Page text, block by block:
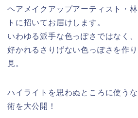
ヘアメイクアップアーティスト・
トに招いてお届けします。
いわゆる派手な色っぽさではなく
好かれるさりげない色っぽさを作
見。
ハイライトを思わぬところに使う
術を大公開！